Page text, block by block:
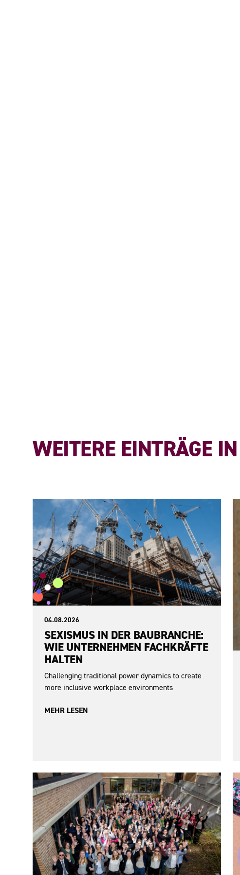
WEITERE EINTRÄGE
04.08.2026
SEXISMUS IN DER BAUBRANCHE:
WIE UNTERNEHMEN FACHKRÄFTE
HALTEN
Challenging traditional power dynamics to create
more inclusive workplace environments
MEHR LESEN